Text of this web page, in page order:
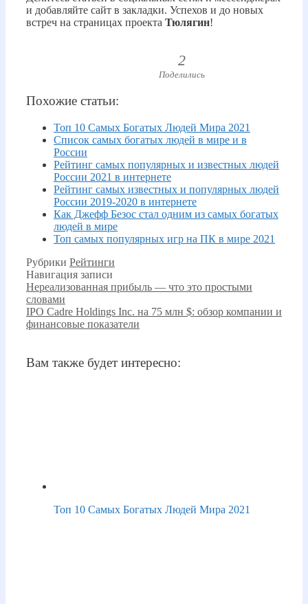
и добавляйте сайт в закладки. Успехов и до новых
встреч на страницах проекта Тюлягин!
2
Поделились
Похожие статьи:
Топ 10 Самых Богатых Людей Мира 2021
Список самых богатых людей в мире и в
России
Рейтинг самых популярных и известных людей
России 2021 в интернете
Рейтинг самых известных и популярных людей
России 2019-2020 в интернете
Как Джефф Безос стал одним из самых богатых
людей в мире
Топ самых популярных игр на ПК в мире 2021
Рубрики Рейтинги
Навигация записи
Нереализованная прибыль — что это простыми
словами
IPO Cadre Holdings Inc. на 75 млн $: обзор компании и
финансовые показатели
Вам также будет интересно:
Топ 10 Самых Богатых Людей Мира 2021